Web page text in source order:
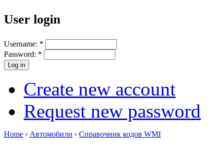
User login
Username: *
Password: *
Create new account
Request new password
Home › Автомобили › Справочник кодов WMI